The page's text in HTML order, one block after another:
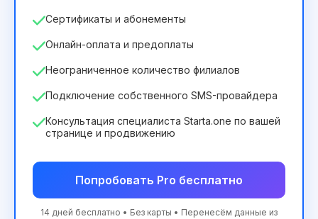
Сертификаты и абонементы
Онлайн-оплата и предоплаты
Неограниченное количество филиалов
Подключение собственного SMS-провайдера
Консультация специалиста Starta.one по вашей
странице и продвижению
Попробовать Pro бесплатно
14 дней бесплатно • Без карты • Перенесём данные из